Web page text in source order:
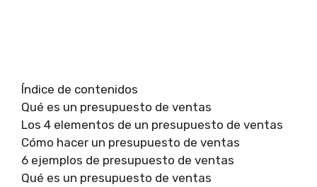
Índice de contenidos
Qué es un presupuesto de ventas
Los 4 elementos de un presupuesto de ventas
Cómo hacer un presupuesto de ventas
6 ejemplos de presupuesto de ventas
Qué es un presupuesto de ventas